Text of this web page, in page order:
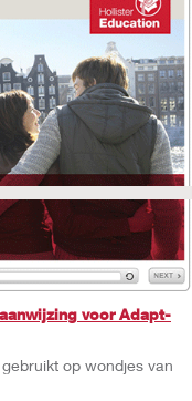
voor Adapt-
op wondjes van